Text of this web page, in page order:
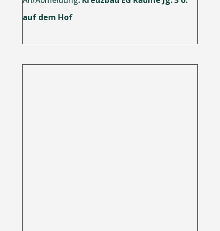
auf dem Hof